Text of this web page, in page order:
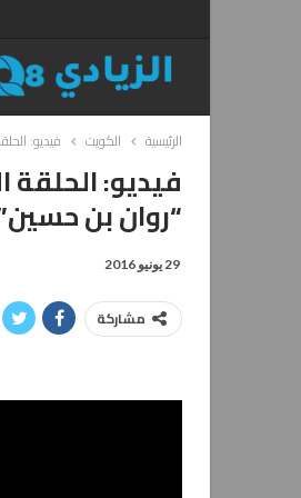
الرئيسية الكويت فيديو:
فيديو:
“روان بن
29 يونيو 2016
مشاركة